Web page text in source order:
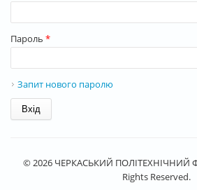
Пароль *
Запит нового паролю
© 2026 ЧЕРКАСЬКИЙ ПОЛІТЕХНІЧНИЙ
Rights Reserved.